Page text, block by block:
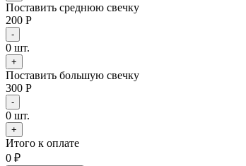
Поставить среднюю свечку
200 Р
-
0 шт.
+
Поставить большую свечку
300 Р
-
0 шт.
+
Итого к оплате
0 ₽